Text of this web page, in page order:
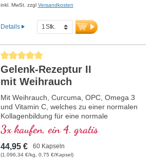
inkl. MwSt. zzgl Versandkosten
Details
Durchschnittliche Bewertung von 5 von 5 Sternen
Gelenk-Rezeptur II
mit Weihrauch
Mit Weihrauch, Curcuma, OPC, Omega 3
und Vitamin C, welches zu einer normalen
Kollagenbildung für eine normale
Knorpelfunktion beiträgt. Zur spezifischen
Versorgung der knorpeligen
Gelenkstrukturen.
3x kaufen, ein 4. gratis
44,95 € 60 Kapseln
(1.096,34 €/kg, 0,75 €/Kapsel)